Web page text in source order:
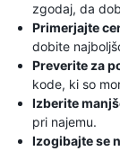
zgodaj, da
Primerjajte
dobite
Preverite za
kode, ki so
Izberite
pri najemu.
Izogibajte se